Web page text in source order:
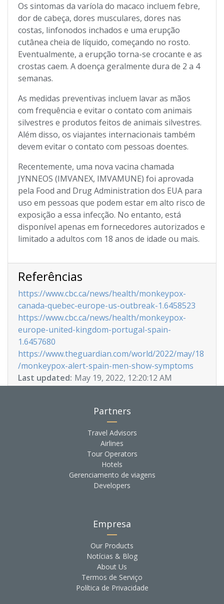
Os sintomas da varíola do macaco incluem febre,
dor de cabeça, dores musculares, dores nas
costas, linfonodos inchados e uma erupção
cutânea cheia de líquido, começando no rosto.
Eventualmente, a erupção torna-se crocante e as
crostas caem. A doença geralmente dura de 2 a 4
semanas.
As medidas preventivas incluem lavar as mãos
com frequência e evitar o contato com animais
silvestres e produtos feitos de animais silvestres.
Além disso, os viajantes internacionais também
devem evitar o contato com pessoas doentes.
Recentemente, uma nova vacina chamada
JYNNEOS (IMVANEX, IMVAMUNE) foi aprovada
pela Food and Drug Administration dos EUA para
uso em pessoas que podem estar em alto risco de
exposição a essa infecção. No entanto, está
disponível apenas em fornecedores autorizados e
limitado a adultos com 18 anos de idade ou mais.
Referências
https://www.cbc.ca/news/health/monkeypox-
canada-quebec-europe-us-outbreak-1.6458523
https://www.cbc.ca/news/health/monkeypox-
europe-united-kingdom-portugal-spain-
1.6457680
https://www.theguardian.com/world/2022/may/18
/monkeypox-alert-spain-men-show-symptoms
Last updated: May 19, 2022, 12:20:12 AM
Partners
Travel Advisors
Airlines
Tour Operators
Hotels
Gerenciamento de viagens
Developers
Empresa
Our Products
Notícias & Blog
About Us
Termos de Serviço
Política de Privacidade